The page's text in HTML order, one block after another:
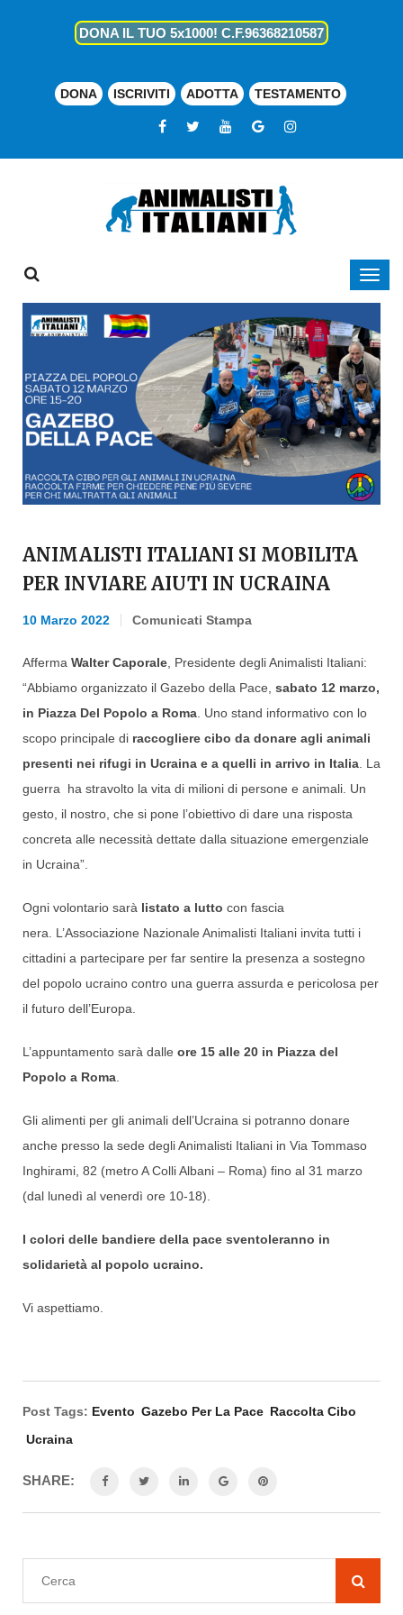
DONA IL TUO 5x1000! C.F.96368210587
DONA ISCRIVITI ADOTTA TESTAMENTO
ANIMALISTI ITALIANI SI MOBILITA
PER INVIARE AIUTI IN UCRAINA
10 Marzo 2022 Comunicati Stampa
Afferma Walter Caporale , Presidente degli Animalisti Italiani:
“Abbiamo organizzato il Gazebo della Pace, sabato 12 marzo,
in Piazza Del Popolo a Roma . Uno stand informativo con lo
scopo principale di raccogliere cibo da donare agli animali
presenti nei rifugi in Ucraina e a quelli in arrivo in Italia . La
guerra ha stravolto la vita di milioni di persone e animali. Un
gesto, il nostro, che si pone l’obiettivo di dare una risposta
concreta alle necessità dettate dalla situazione emergenziale
in Ucraina”.
Ogni volontario sarà listato a lutto con fascia
nera. L’Associazione Nazionale Animalisti Italiani invita tutti i
cittadini a partecipare per far sentire la presenza a sostegno
del popolo ucraino contro una guerra assurda e pericolosa per
il futuro dell’Europa.
L’appuntamento sarà dalle ore 15 alle 20 in Piazza del
Popolo a Roma
Gli alimenti per gli animali dell’Ucraina si potranno donare
anche presso la sede degli Animalisti Italiani in Via Tommaso
Inghirami, 82 (metro A Colli Albani – Roma) fino al 31 marzo
(dal lunedì al venerdì ore 10-18).
I colori delle bandiere della pace sventoleranno in
solidarietà al popolo ucraino.
Vi aspettiamo.
Post Tags: Evento Gazebo Per La Pace Raccolta Cibo
Ucraina
SHARE: